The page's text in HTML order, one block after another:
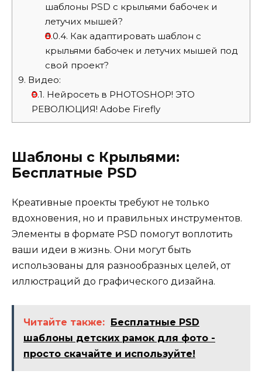
шаблоны PSD с крыльями бабочек и
летучих мышей?
8.0.4. Как адаптировать шаблон с
крыльями бабочек и летучих мышей под
свой проект?
9. Видео:
9.1. Нейросеть в PHOTOSHOP! ЭТО
РЕВОЛЮЦИЯ! Adobe Firefly
Шаблоны с Крыльями:
Бесплатные PSD
Креативные проекты требуют не только
вдохновения, но и правильных инструментов.
Элементы в формате PSD помогут воплотить
ваши идеи в жизнь. Они могут быть
использованы для разнообразных целей, от
иллюстраций до графического дизайна.
Читайте также:
Бесплатные PSD
шаблоны детских рамок для фото -
просто скачайте и используйте!